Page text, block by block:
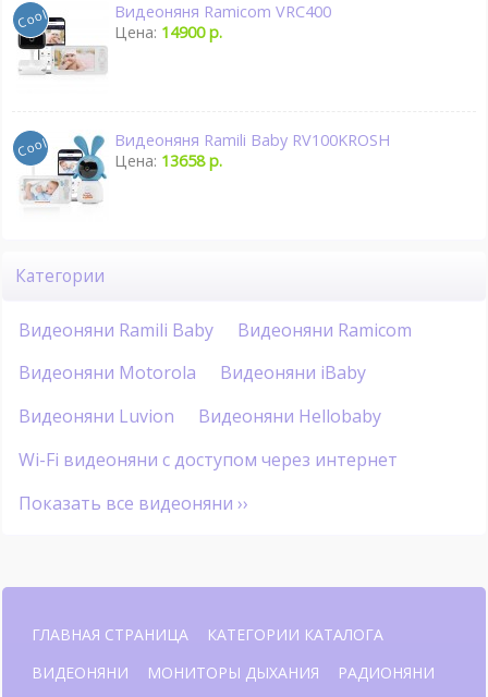
Видеоняня Ramicom VRC400
Цена: 14900 р.
Видеоняня Ramili Baby RV100KROSH
Цена: 13658 р.
Категории
Видеоняни Ramili Baby
Видеоняни Ramicom
Видеоняни Motorola
Видеоняни iBaby
Видеоняни Luvion
Видеоняни Hellobaby
Wi-Fi видеоняни с доступом через интернет
Показать все видеоняни ››
ГЛАВНАЯ СТРАНИЦА
КАТЕГОРИИ КАТАЛОГА
ВИДЕОНЯНИ
МОНИТОРЫ ДЫХАНИЯ
РАДИОНЯНИ